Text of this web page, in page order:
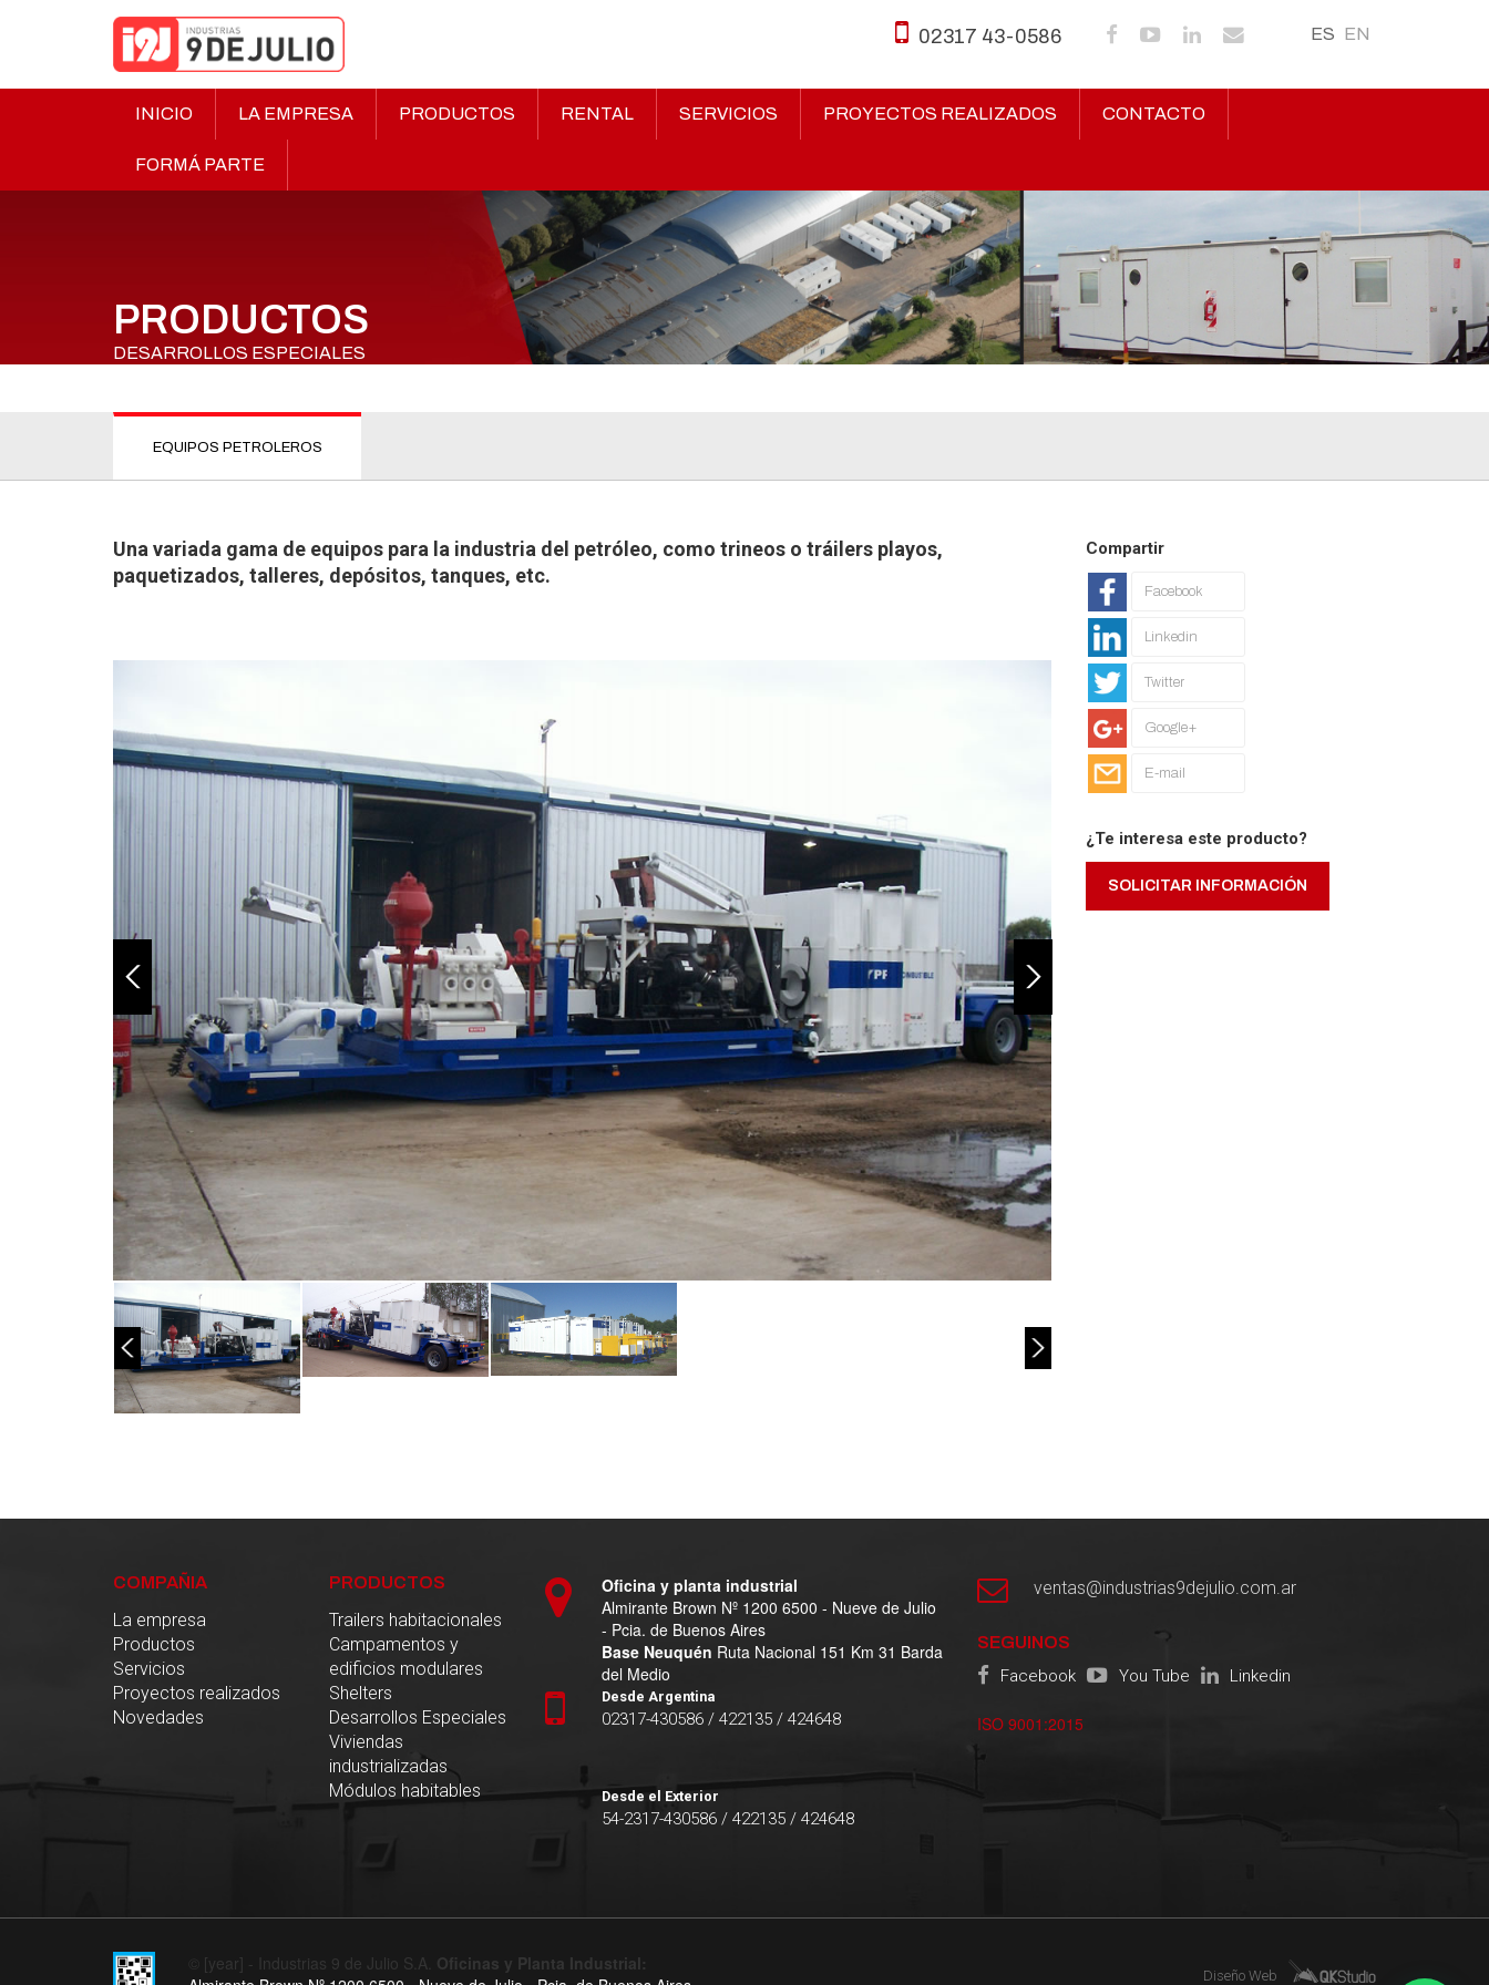
ES EN
02317 43-0586
INICIO LA EMPRESA PRODUCTOS RENTAL SERVICIOS PROYECTOS REALIZADOS CONTACTO
FORMÁ PARTE
PRODUCTOS
DESARROLLOS ESPECIALES
EQUIPOS PETROLEROS
Una variada gama de equipos para la industria del petróleo, como trineos o tráilers playos,
paquetizados, talleres, depósitos, tanques, etc.
Compartir
Facebook
Linkedin
Twitter
Google+
E-mail
¿Te interesa este producto?
SOLICITAR INFORMACIÓN
COMPAÑIA
La empresa
Productos
Servicios
Proyectos realizados
Novedades
PRODUCTOS
Trailers habitacionales
Campamentos y
edificios modulares
Shelters
Desarrollos Especiales
Viviendas
industrializadas
Módulos habitables
Oficina y planta industrial
Almirante Brown Nº 1200 6500 - Nueve de Julio
- Pcia. de Buenos Aires
Base Neuquén Ruta Nacional 151 Km 31 Barda
del Medio
Desde Argentina
02317-430586 / 422135 / 424648
Desde el Exterior
54-2317-430586 / 422135 / 424648
ventas@industrias9dejulio.com.ar
SEGUINOS
Facebook You Tube Linkedin
ISO 9001:2015
© [year] - Industrias 9 de Julio S.A. Oficinas y Planta Industrial:
Diseño Web